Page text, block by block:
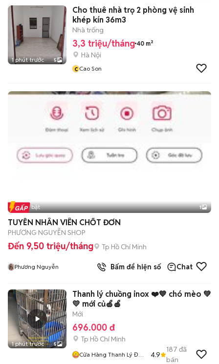
1 phút trước 5
Cho thuê nhà trọ 2 phòng vệ sinh
khép kín 36m3
Nhà trống
3,3 triệu/tháng 40 m²
Hà Nội
c Cao Son
Tin nổi bật 1
TUYỄN NHÂN VIÊN CHỐT ĐƠN
PHƯƠNG NGUYỄN SHOP
Đến 9,50 triệu/tháng Tp Hồ Chí Minh
Phương Nguyễn Bấm để hiện số Chat
1 phút trước 5
Thanh lý chuồng inox ❤️💙 chó mèo 💚
💛 mới củ🍏🍎
Mới
696.000 đ
Tp Hồ Chí Minh
Cửa Hàng Thanh Lý Đồ
4.9
187 đã
bán